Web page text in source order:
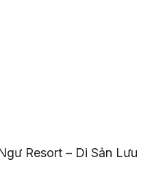
Resort – Di Sản Lưu